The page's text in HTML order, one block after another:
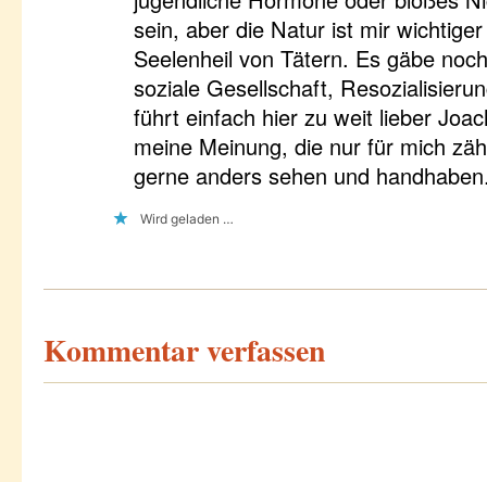
sein, aber die Natur ist mir
Seelenheil von Tätern. Es gäbe
soziale Gesellschaft,
führt einfach hier zu weit lieber
meine Meinung, die nur für mich
gerne anders sehen und
Wird geladen …
Kommentar verfassen